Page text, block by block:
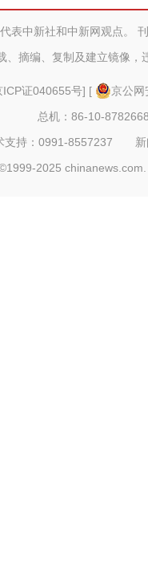
表中新社和中新网观点。
、摘编、复制及建立镜像，
ICP证040655号] [
京公
总机：86-10-
支持：0991-8557237
2025